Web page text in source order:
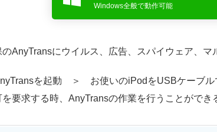
Windows全般で動作可能
AnyTransにウイルス、広告、スパイウェア、マ
を起動 ＞ お使いのiPodをUSBケーブル
要求する時、AnyTransの作業を行うことができ